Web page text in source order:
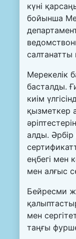
күні
бойынша
Мерекелік
басталды.
киім
қызметкер
алды.
еңбегі мен
мен алғыс
Бейресми
мен
таңғы